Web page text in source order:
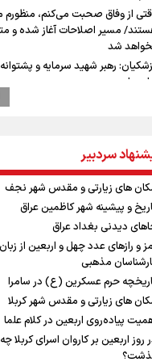
از وفاق صحبت می‌کنم، منظورم
مسیر اصلاحات آغاز شده و
شد
رهبر شهید سرمایه و
برای ما بود
تا کربلا
از ورود وزیر ورزش و جوانان
برای امضای سند برنامه اجرایی با
احمدوند : نسخه نانویی برای حل
بحران منابع آبی کشور
شهید انقلاب: ادّعاهای دروغین
آمریکایی‌ها باید افشا شود
جابجایی مرکز ثقل اقتصاد جهان
طلایی برای اقتصاد ایران
سریع: در عملیاتی گسترده
وابسته به عربستان را هدف قرار
سردبیر
های زیارتی و مقدس شهر نجف
و پیشینه شهر کاظمین عراق
دیدنی بغداد عراق
و رازهای عدد چهل و اربعین از زبان
مذهبی
حرم عسکرین (ع) در سامرا
های زیارتی و مقدس شهر کربلا
پیاده‌روی اربعین در کلام علما
روز اربعین بر کاروان اسرای کربلا چه